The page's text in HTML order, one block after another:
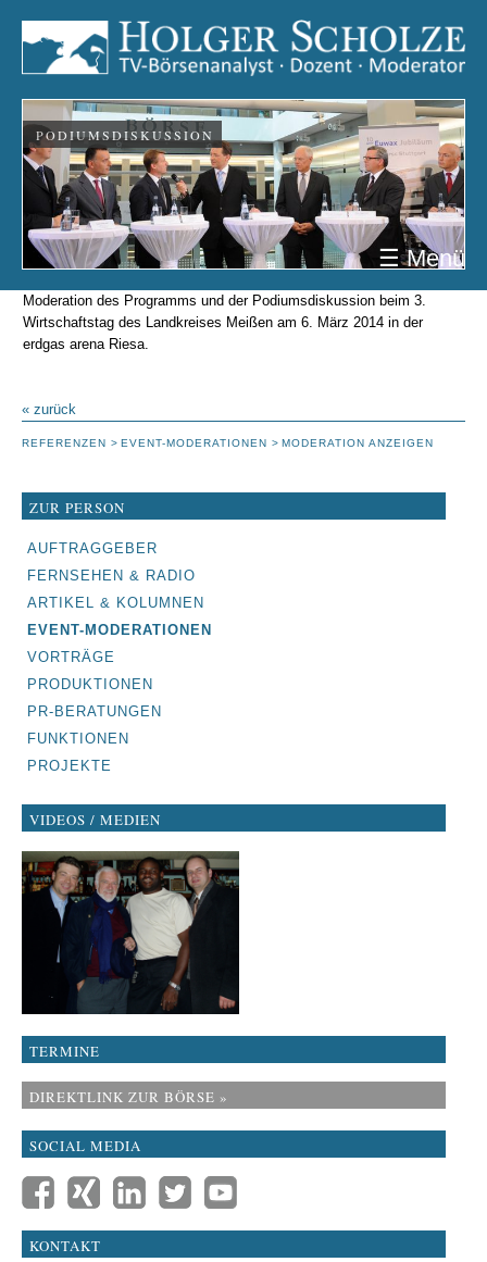
PODIUMSDISKUSSION
☰ Menü
Moderation des Programms und der Podiumsdiskussion beim 3.
Wirtschaftstag des Landkreises Meißen am 6. März 2014 in der
erdgas arena Riesa.
« zurück
REFERENZEN EVENT-MODERATIONEN MODERATION ANZEIGEN
ZUR PERSON
NAVIGATION
ÜBERSPRINGEN
AUFTRAGGEBER
FERNSEHEN & RADIO
ARTIKEL & KOLUMNEN
EVENT-MODERATIONEN
VORTRÄGE
PRODUKTIONEN
PR-BERATUNGEN
FUNKTIONEN
PROJEKTE
VIDEOS / MEDIEN
TERMINE
DIREKTLINK ZUR BÖRSE »
SOCIAL MEDIA
KONTAKT